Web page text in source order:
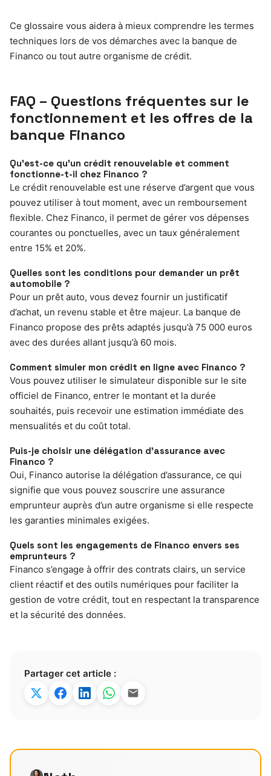
Ce glossaire vous aidera à mieux comprendre les termes
techniques lors de vos démarches avec la banque de
Financo ou tout autre organisme de crédit.
FAQ – Questions fréquentes sur le
fonctionnement et les offres de la
banque Financo
Qu’est-ce qu’un crédit renouvelable et comment
fonctionne-t-il chez Financo ?
Le crédit renouvelable est une réserve d’argent que vous
pouvez utiliser à tout moment, avec un remboursement
flexible. Chez Financo, il permet de gérer vos dépenses
courantes ou ponctuelles, avec un taux généralement
entre 15% et 20%.
Quelles sont les conditions pour demander un prêt
automobile ?
Pour un prêt auto, vous devez fournir un justificatif
d’achat, un revenu stable et être majeur. La banque de
Financo propose des prêts adaptés jusqu’à 75 000 euros
avec des durées allant jusqu’à 60 mois.
Comment simuler mon crédit en ligne avec Financo ?
Vous pouvez utiliser le simulateur disponible sur le site
officiel de Financo, entrer le montant et la durée
souhaités, puis recevoir une estimation immédiate des
mensualités et du coût total.
Puis-je choisir une délégation d’assurance avec
Financo ?
Oui, Financo autorise la délégation d’assurance, ce qui
signifie que vous pouvez souscrire une assurance
emprunteur auprès d’un autre organisme si elle respecte
les garanties minimales exigées.
Quels sont les engagements de Financo envers ses
emprunteurs ?
Financo s’engage à offrir des contrats clairs, un service
client réactif et des outils numériques pour faciliter la
gestion de votre crédit, tout en respectant la transparence
et la sécurité des données.
Partager cet article :